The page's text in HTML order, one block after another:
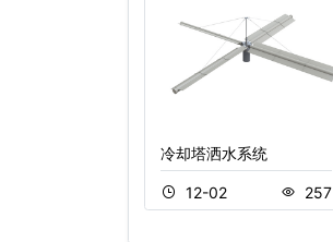
冷却塔洒水系统
12-02 257